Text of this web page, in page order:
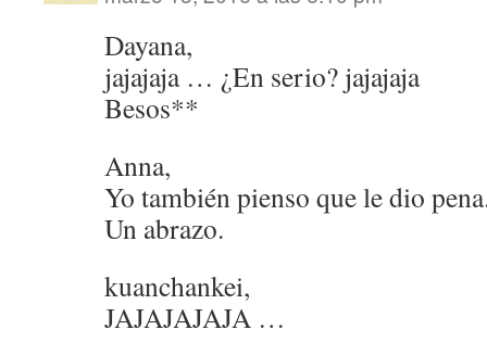
Dayana,
jajajaja … ¿En serio? jajajaja
Besos**
Anna,
Yo también pienso que le dio
Un abrazo.
kuanchankei,
JAJAJAJAJA …